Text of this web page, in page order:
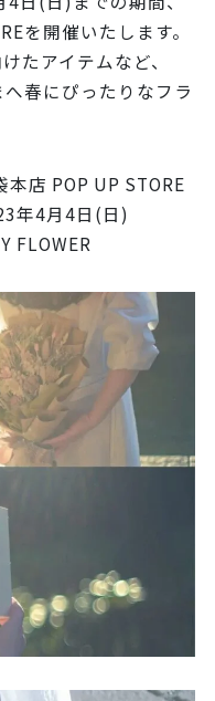
を開催いたします。
たアイテムなど、
春にぴったりなフラ
店 POP UP STORE
年4月4日(日)
FLOWER